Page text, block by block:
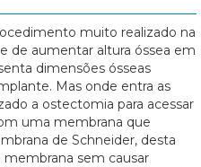
muito realizado na
de aumentar altura óssea em
dimensões ósseas
Mas onde entra as
a ostectomia para acessar
uma membrana que
de Schneider, desta
sem causar